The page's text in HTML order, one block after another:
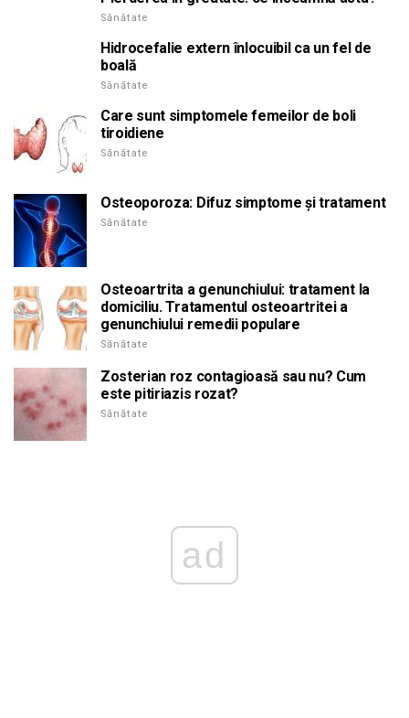
Sănătate
Hidrocefalie extern înlocuibil ca un fel de
boală
Sănătate
Care sunt simptomele femeilor de boli
tiroidiene
Sănătate
Osteoporoza: Difuz simptome și tratament
Sănătate
Osteoartrita a genunchiului: tratament la
domiciliu. Tratamentul osteoartritei a
genunchiului remedii populare
Sănătate
Zosterian roz contagioasă sau nu? Cum
este pitiriazis rozat?
Sănătate
ad